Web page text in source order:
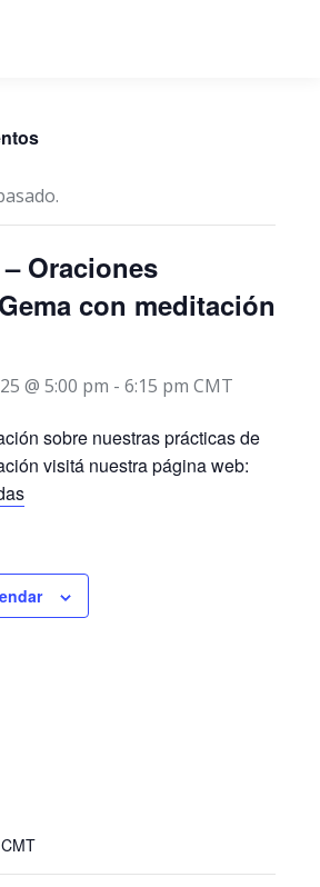
Oraciones
con meditación
@ 5:00 pm - 6:15 pm CMT
sobre nuestras prácticas de
visitá nuestra página web:
CMT